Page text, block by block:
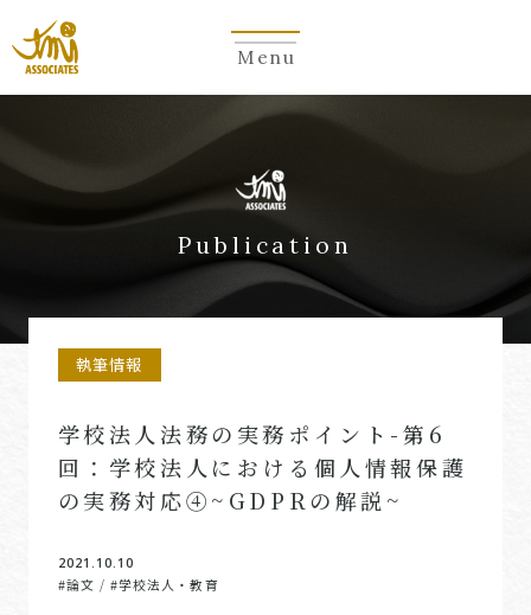
Menu
Publication
執筆情報
学校法人法務の実務ポイント-第6
回：学校法人における個人情報保護
の実務対応④~GDPRの解説~
2021.10.10
#論文 / #学校法人・教育